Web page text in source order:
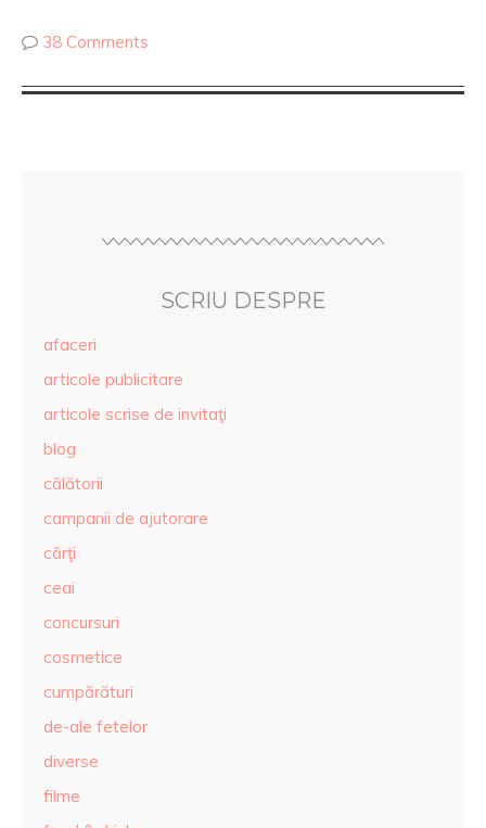
38 Comments
SCRIU DESPRE
afaceri
articole publicitare
articole scrise de invitaţi
blog
călătorii
campanii de ajutorare
cărţi
ceai
concursuri
cosmetice
cumpărături
de-ale fetelor
diverse
filme